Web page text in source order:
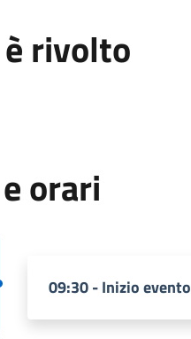
rivolto
orari
09:30 - Inizio evento